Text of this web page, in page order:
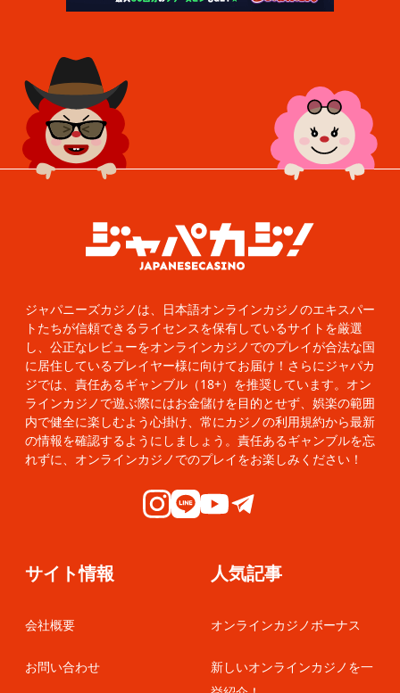
ジャパニーズカジノは、日本語オンラインカジノのエキスパー
トたちが信頼できるライセンスを保有しているサイトを厳選
し、公正なレビューをオンラインカジノでのプレイが合法な国
に居住しているプレイヤー様に向けてお届け！さらにジャパカ
ジでは、責任あるギャンブル（18+）を推奨しています。オン
ラインカジノで遊ぶ際にはお金儲けを目的とせず、娯楽の範囲
内で健全に楽しむよう心掛け、常にカジノの利用規約から最新
の情報を確認するようにしましょう。責任あるギャンブルを忘
れずに、オンラインカジノでのプレイをお楽しみください！
サイト情報
会社概要
お問い合わせ
人気記事
オンラインカジノボーナス
新しいオンラインカジノを一